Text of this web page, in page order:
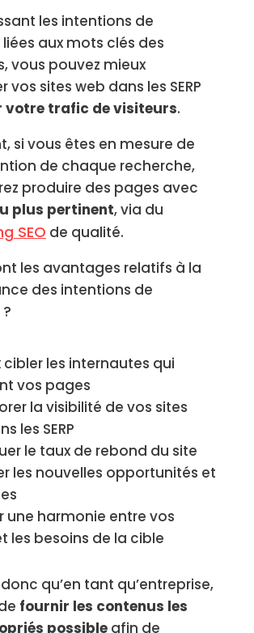
les intentions de
aux mots clés des
vous pouvez mieux
vos sites web dans les SERP
votre trafic de visiteurs.
si vous êtes en mesure de
de chaque recherche,
produire des pages avec
plus pertinent, via du
SEO de qualité.
les avantages relatifs à la
des intentions de
cibler les internautes qui
vos pages
la visibilité de vos sites
les SERP
le taux de rebond du site
les nouvelles opportunités et
une harmonie entre vos
les besoins de la cible
qu’en tant qu’entreprise,
fournir les contenus les
possibleafin de